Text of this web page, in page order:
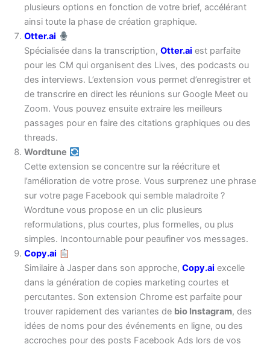
plusieurs options en fonction de votre brief, accélérant
ainsi toute la phase de création graphique.
Otter.ai
Spécialisée dans la transcription, Otter.ai est parfaite
pour les CM qui organisent des Lives, des podcasts ou
des interviews. L’extension vous permet d’enregistrer et
de transcrire en direct les réunions sur Google Meet ou
Zoom. Vous pouvez ensuite extraire les meilleurs
passages pour en faire des citations graphiques ou des
threads.
Wordtune
Cette extension se concentre sur la réécriture et
l’amélioration de votre prose. Vous surprenez une phrase
sur votre page Facebook qui semble maladroite ?
Wordtune vous propose en un clic plusieurs
reformulations, plus courtes, plus formelles, ou plus
simples. Incontournable pour peaufiner vos messages.
Copy.ai
Similaire à Jasper dans son approche, Copy.ai excelle
dans la génération de copies marketing courtes et
percutantes. Son extension Chrome est parfaite pour
trouver rapidement des variantes de bio Instagram, des
idées de noms pour des événements en ligne, ou des
accroches pour des posts Facebook Ads lors de vos